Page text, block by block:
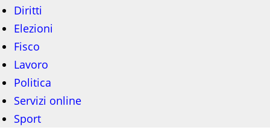
Diritti
Elezioni
Fisco
Lavoro
Politica
Servizi online
Sport